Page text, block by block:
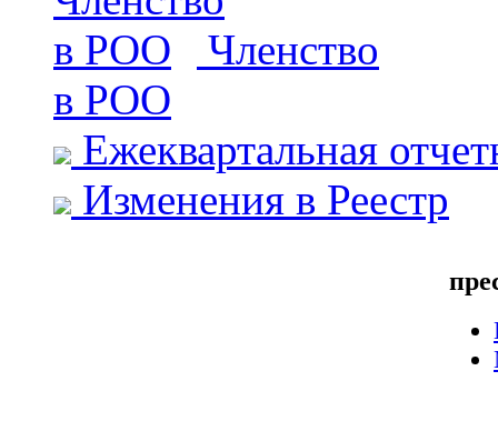
Членство
в РОО
Ежеквартальная
Изменения в Реестр